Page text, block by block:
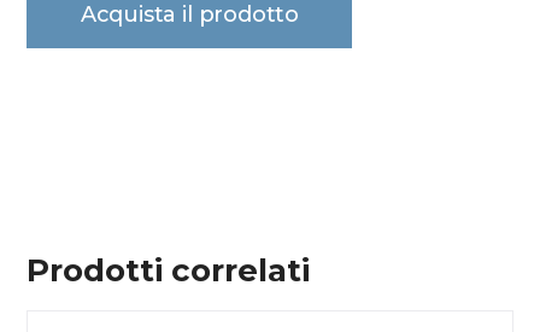
Acquista il prodotto
Prodotti correlati